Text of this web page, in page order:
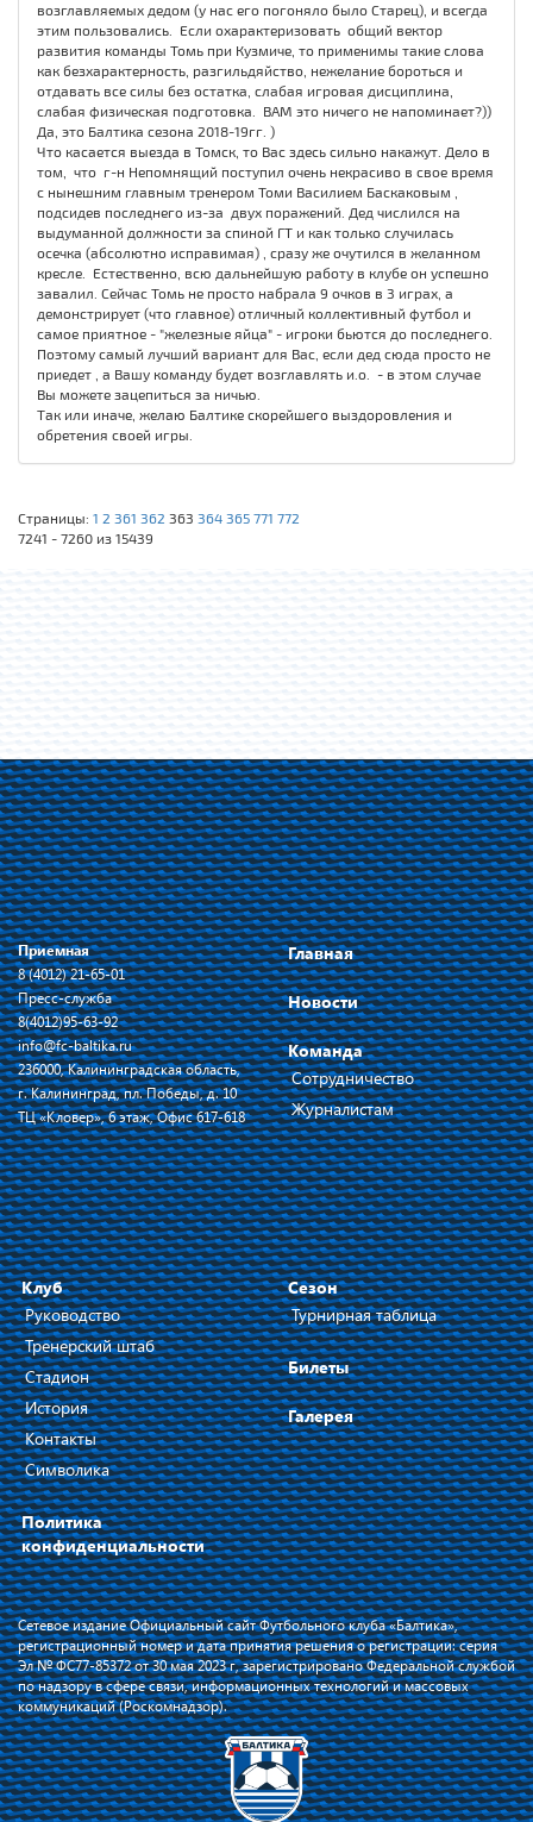
возглавляемых дедом (у нас его погоняло было Старец), и всегда
этим пользовались. Если охарактеризовать общий вектор
развития команды Томь при Кузмиче, то применимы такие слова
как безхарактерность, разгильдяйство, нежелание бороться и
отдавать все силы без остатка, слабая игровая дисциплина,
слабая физическая подготовка. ВАМ это ничего не напоминает?))
Да, это Балтика сезона 2018-19гг. )
Что касается выезда в Томск, то Вас здесь сильно накажут. Дело в
том, что г-н Непомнящий поступил очень некрасиво в свое время
с нынешним главным тренером Томи Василием Баскаковым ,
подсидев последнего из-за двух поражений. Дед числился на
выдуманной должности за спиной ГТ и как только случилась
осечка (абсолютно исправимая) , сразу же очутился в желанном
кресле. Естественно, всю дальнейшую работу в клубе он успешно
завалил. Сейчас Томь не просто набрала 9 очков в 3 играх, а
демонстрирует (что главное) отличный коллективный футбол и
самое приятное - "железные яйца" - игроки бьются до последнего.
Поэтому самый лучший вариант для Вас, если дед сюда просто не
приедет , а Вашу команду будет возглавлять и.о. - в этом случае
Вы можете зацепиться за ничью.
Так или иначе, желаю Балтике скорейшего выздоровления и
обретения своей игры.
Страницы: 1 2 361 362 363 364 365 771 772
7241 - 7260 из 15439
Приемная
8 (4012) 21-65-01
Пресс-служба
8(4012)95-63-92
info@fc-baltika.ru
236000, Калининградская область,
г. Калининград, пл. Победы, д. 10
ТЦ «Кловер», 6 этаж, Офис 617-618
Главная
Новости
Команда
Сотрудничество
Журналистам
Клуб
Руководство
Тренерский штаб
Стадион
История
Контакты
Символика
Политика
конфиденциальности
Сезон
Турнирная таблица
Билеты
Галерея
Сетевое издание Официальный сайт Футбольного клуба «Балтика»,
регистрационный номер и дата принятия решения о регистрации: серия
Эл № ФС77-85372 от 30 мая 2023 г, зарегистрировано Федеральной службой
по надзору в сфере связи, информационных технологий и массовых
коммуникаций (Роскомнадзор).